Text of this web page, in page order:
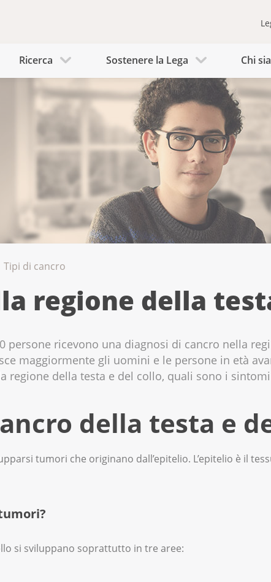
Ricerca Sostenere la Lega Chi
Tipi di cancro
regione della
persone ricevono una diagnosi di cancro nella
maggiormente gli uomini e le persone in età
regione della testa e del collo, quali sono i
della testa e
tumori che originano dall’epitelio. L’epitelio è il
si sviluppano soprattutto in tre aree: